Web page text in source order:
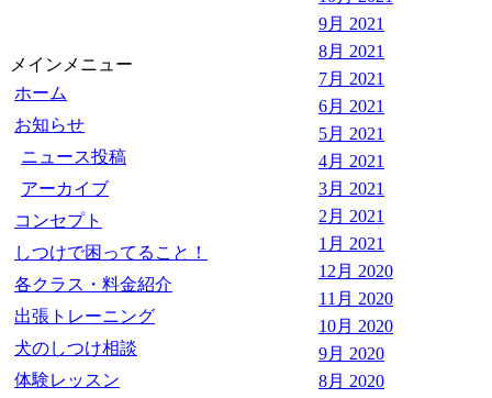
メインメニュー
ホーム
お知らせ
ニュース投稿
アーカイブ
コンセプト
しつけで困ってること！
各クラス・料金紹介
出張トレーニング
犬のしつけ相談
体験レッスン
9月 2021
8月 2021
7月 2021
6月 2021
5月 2021
4月 2021
3月 2021
2月 2021
1月 2021
12月 2020
11月 2020
10月 2020
9月 2020
8月 2020